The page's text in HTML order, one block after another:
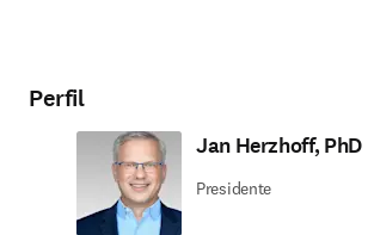
Perfil
Jan Herzhoff, PhD
Presidente